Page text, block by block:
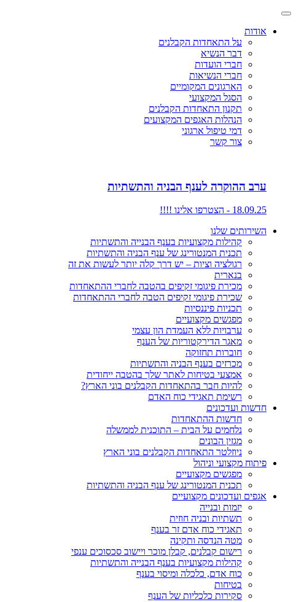
אודות
על התאחדות הקבלנים
דבר הנשיא
חברי הועדות
חברי הנשיאות
הארגונים המקומיים
הסגל המקצועי
תקנון התאחדות הקבלנים
הנהלות האגפים המקצועים
דמי טיפול ארגוני
צור קשר
ערב ההוקרה לענף הבניה והתשתיות
18.09.25 - הצטרפו אלינו !!!!
השירותים שלנו
קהילות מקצועיות בענף הבנייה והתשתיות
תכנית המנטורינג של ענף הבניה והתשתיות
רגולציה וציות – יש דרך קלה יותר לעשות את זה
בנארית
מכירת פיגומי זקיפים בהטבה לחברי ההתאחדות
שכירת פיגומי זקיפים הטבה לחברי ההתאחדות
תכניות פיננסיות
מפגשים מקצועיים
ערבויות ללא העמדת הון עצמי
מאגר הדירקטוריות של הענף
חוברות תחזוקה
מכרזים בענף הבניה והתשתיות
אמצעי בטיחות לאתר שלך בהטבה ייחודית
להיות חבר בהתאחדות הקבלנים בוני הארץ?
רשימת תאגידי כוח האדם
חדשות ועדכונים
חדשות ההתאחדות
נלחמים על הבית – התוכנית לממשלה
מגזין הבונים
ניוזלטר התאחדות הקבלנים בוני הארץ
פיתוח מקצועי וניהול
מפגשים מקצועיים
תכנית המנטורינג של ענף הבניה והתשתיות
אגפים ועדכונים מקצועיים
יזמות ובנייה
תשתיות ובניה חוזית
תאגידי כוח אדם זר בענף
מטה הנדסה ותקינה
רישום קבלנים, קבלן מוכר ויישוב סכסוכים ענפי
קהילות מקצועיות בענף הבנייה והתשתיות
כוח אדם, כלכלה ומיסוי בענף
בטיחות
סקירות כלכליות של הענף